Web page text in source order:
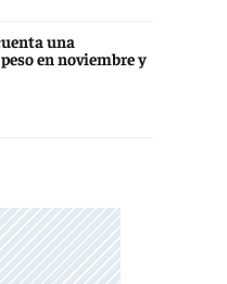
una
en noviembre y